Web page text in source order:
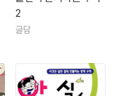
2
글담